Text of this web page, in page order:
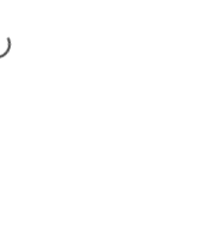
Loading...